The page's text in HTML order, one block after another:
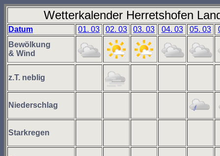
Wetterkalender Herretshofen
Datum 01. 03 02. 03 03. 03 04. 03 05. 03
Bewölkung
& Wind
z.T. neblig
Niederschlag
Starkregen